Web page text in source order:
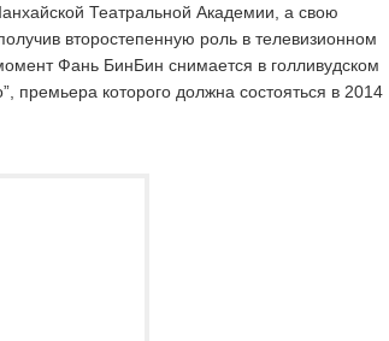
Театральной Академии, а свою
второстепенную роль в телевизионном
Фань БинБин снимается в голливудском
премьера которого должна состояться в 2014